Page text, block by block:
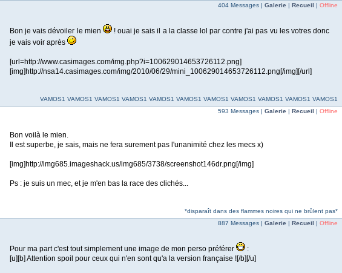
404 Messages | Galerie | Recueil | Offline
Bon je vais dévoiler le mien
! ouai je sais il a la classe lol par contre j'ai pas vu les votres donc
je vais voir après
[url=http://www.casimages.com/img.php?i=100629014653726112.png]
[img]http://nsa14.casimages.com/img/2010/06/29/mini_100629014653726112.png[/img][/url]
VAMOS1 VAMOS1 VAMOS1 VAMOS1 VAMOS1 VAMOS1 VAMOS1 VAMOS1 VAMOS1 VAMOS1 VAMOS1
593 Messages | Galerie | Recueil | Offline
Bon voilà le mien.
Il est superbe, je sais, mais ne fera surement pas l'unanimité chez les mecs x)
[img]http://img685.imageshack.us/img685/3738/screenshot146dr.png[/img]
Ps : je suis un mec, et je m'en bas la race des clichés...
*disparaît dans des flammes noires qui ne brûlent pas*
887 Messages | Galerie | Recueil | Offline
Pour ma part c'est tout simplement une image de mon perso préférer
:
[u][b] Attention spoil pour ceux qui n'en sont qu'a la version française ![/b][/u]